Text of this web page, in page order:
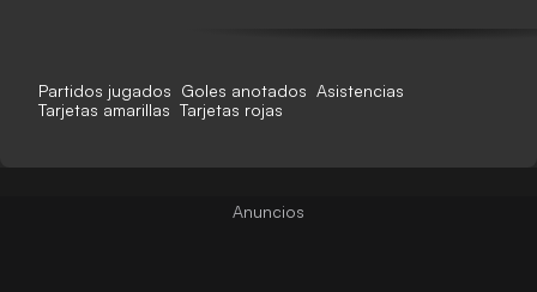
Partidos jugados Goles anotados Asistencias
Tarjetas amarillas Tarjetas rojas